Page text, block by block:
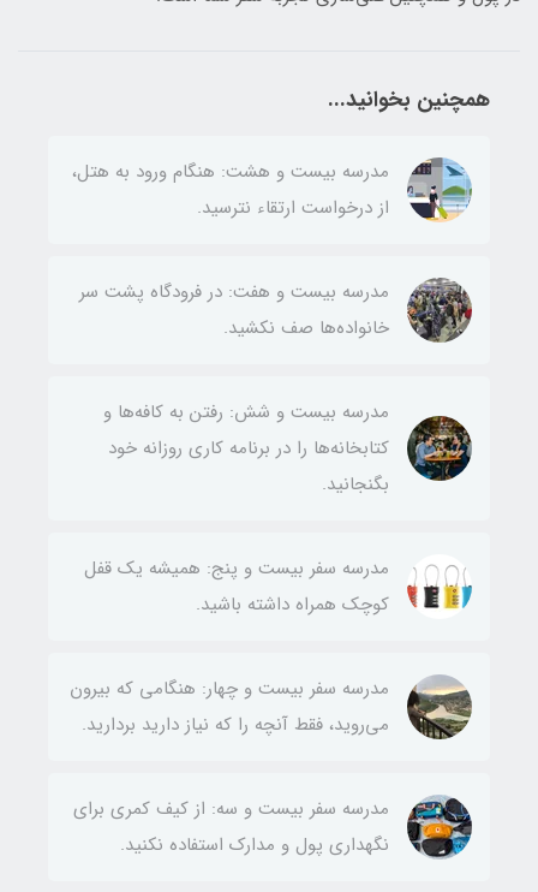
همچنین بخوانید...
مدرسه بیست و هشت: هنگام ورود به هتل،
از درخواست ارتقاء نترسید.
مدرسه بیست و هفت: در فرودگاه‌ پشت سر
خانواده‌ها صف نکشید.
مدرسه بیست و شش: رفتن به کافه‌ها و
کتابخانه‌ها را در برنامه کاری روزانه خود
بگنجانید.
مدرسه سفر بیست و پنج: همیشه یک قفل
کوچک همراه داشته باشید.
مدرسه سفر بیست و چهار: هنگامی که بیرون
می‌روید، فقط آنچه را که نیاز دارید بردارید.
مدرسه سفر بیست و سه: از کیف کمری برای
نگهداری پول و مدارک استفاده نکنید.